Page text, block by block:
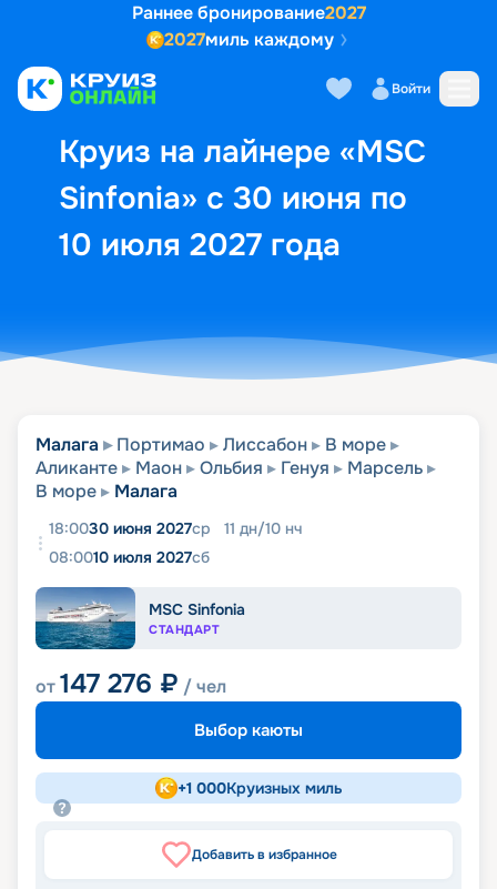
Раннее бронирование2027
2027миль каждому
Войти
Круиз на лайнере «MSC
Sinfonia» с 30 июня по
10 июля 2027 года
Выбор кают Маршрут и
Малага Портимао Лиссабон
В море
Аликанте
Маон Ольбия Генуя
Марсель
В море
Малага
18:0030 июня 2027ср 11 дн/10 нч
08:0010 июля 2027сб
MSC Sinfonia
СТАНДАРТ
от147 276 ₽ / чел
Выбор каюты
+1 000Круизных миль
Добавить в избранное